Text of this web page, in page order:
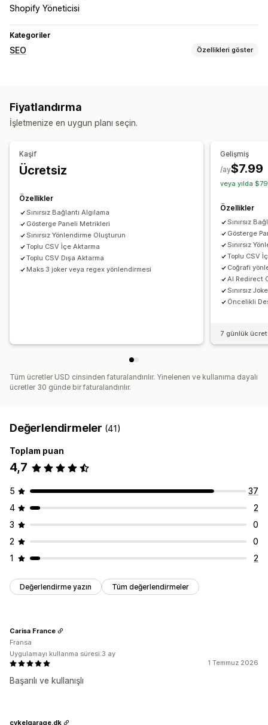
Shopify Yöneticisi
Kategoriler
SEO Özellikleri göster
Toplu düzenleme
Fiyatlandırma
İşletmenize en uygun planı seçin.
Kaşif
Ücretsiz
Özellikler
Sınırsız Bağlantı Algılama
Gösterge Paneli Metrikleri
Sınırsız Yönlendirme Oluşturun
Toplu CSV İçe Aktarma
Toplu CSV Dışa Aktarma
Maks 3 joker veya regex yönlendirmesi
Gelişmiş
$7.99
/ay
veya yılda
Özellikler
Sınırsız
Gösterge
Sınırsız
Toplu CSV
Coğrafi
AI Redirect
Sınırsız
Öncelikli
7 günlük
Tüm ücretler USD cinsinden faturalandırılır. Yinelenen ve kullanıma dayalı
ücretler 30 günde bir faturalandırılır.
Değerlendirmeler (41)
Toplam puan
4,7
5
37
4
2
3
0
2
0
1
2
Değerlendirme yazın Tüm değerlendirmeler
1 Temmuz 2026
Başarılı ve kullanışlı
Carisa France
Fransa
Uygulamayı kullanma süresi:3 ay
cykelgarage.dk